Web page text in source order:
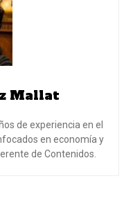
Mallat
de experiencia en el
en economía y
de Contenidos.